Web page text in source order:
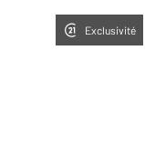
Exclusivité